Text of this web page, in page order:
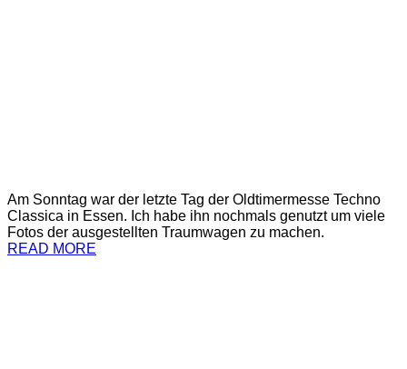
Am Sonntag war der letzte Tag der Oldtimermesse Techno
Classica in Essen. Ich habe ihn nochmals genutzt um viele
Fotos der ausgestellten Traumwagen zu machen.
READ MORE